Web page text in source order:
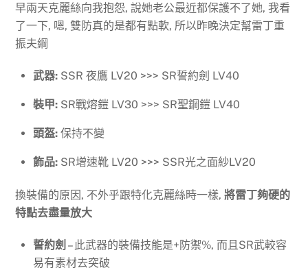
早兩天克麗絲向我抱怨, 說她老公最近都保護不了她, 我看
了一下, 嗯, 雙防真的是都有點軟, 所以昨晚決定幫雷丁重
振夫綱
武器: SSR 夜鷹 LV20 >>> SR誓約劍 LV40
裝甲: SR戰熔鎧 LV30 >>> SR聖鋼鎧 LV40
頭盔: 保持不變
飾品: SR增速靴 LV20 >>> SSR光之面紗LV20
換裝備的原因, 不外乎跟特化克麗絲時一樣,將雷丁夠硬的
特點去盡量放大
誓約劍 – 此武器的裝備技能是+防禦%, 而且SR武較容
易有素材去突破